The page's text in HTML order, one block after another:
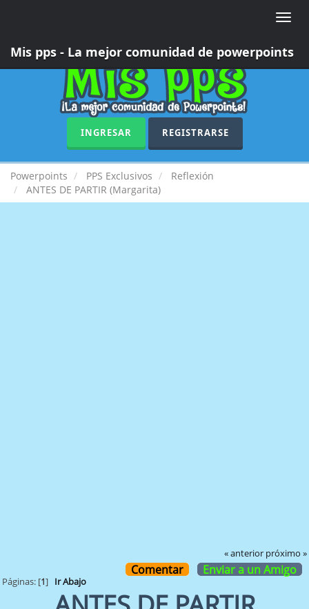
Toggle
Mis pps - La mejor comunidad de powerpoints
INGRESAR REGISTRARSE
Powerpoints PPS Exclusivos
Reflexión
ANTES DE PARTIR (Margarita)
« anterior próximo »
Comentar Enviar a un Amigo
Páginas: [1] Ir Abajo